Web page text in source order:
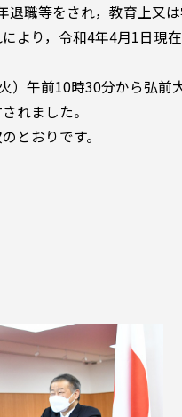
退職等をされ，教育上又
より，令和4年4月1日現
）午前10時30分から弘
れました。
とおりです。